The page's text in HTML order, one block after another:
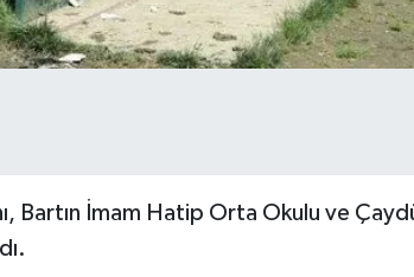
Bartın İmam Hatip Orta Okulu ve